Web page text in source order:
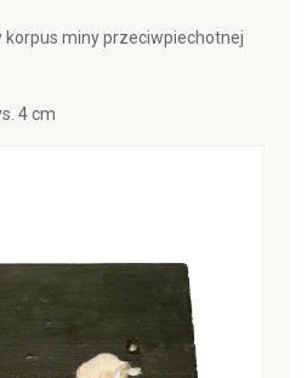
korpus miny przeciwpiechotnej
4 cm